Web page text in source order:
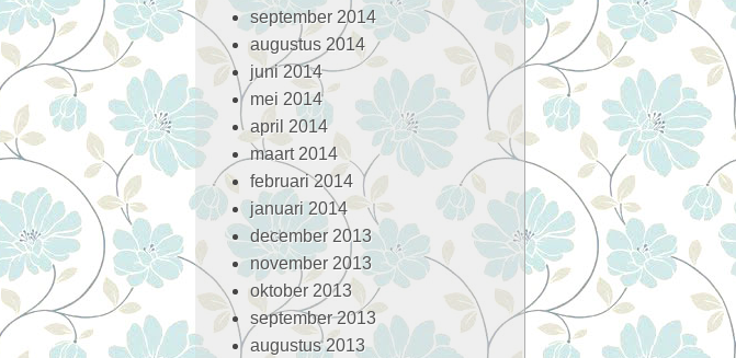
september 2014
augustus 2014
juni 2014
mei 2014
april 2014
maart 2014
februari 2014
januari 2014
december 2013
november 2013
oktober 2013
september 2013
augustus 2013